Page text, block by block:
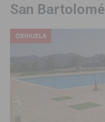
San Bartolomé
ORIHUELA